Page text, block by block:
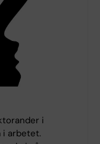
i
i arbetet.